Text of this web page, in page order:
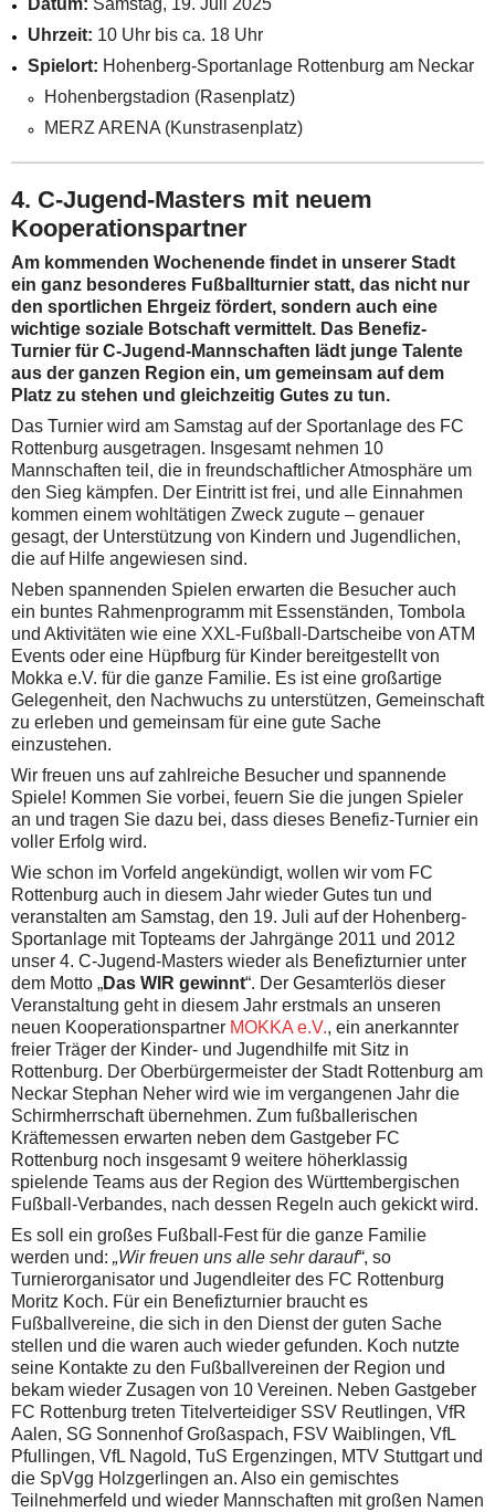
Datum: Samstag, 19. Juli 2025
Uhrzeit: 10 Uhr bis ca. 18 Uhr
Spielort: Hohenberg-Sportanlage Rottenburg am Neckar
Hohenbergstadion (Rasenplatz)
MERZ ARENA (Kunstrasenplatz)
4. C-Jugend-Masters mit neuem
Kooperationspartner
Am kommenden Wochenende findet in unserer Stadt
ein ganz besonderes Fußballturnier statt, das nicht nur
den sportlichen Ehrgeiz fördert, sondern auch eine
wichtige soziale Botschaft vermittelt. Das Benefiz-
Turnier für C-Jugend-Mannschaften lädt junge Talente
aus der ganzen Region ein, um gemeinsam auf dem
Platz zu stehen und gleichzeitig Gutes zu tun.
Das Turnier wird am Samstag auf der Sportanlage des FC
Rottenburg ausgetragen. Insgesamt nehmen 10
Mannschaften teil, die in freundschaftlicher Atmosphäre um
den Sieg kämpfen. Der Eintritt ist frei, und alle Einnahmen
kommen einem wohltätigen Zweck zugute – genauer
gesagt, der Unterstützung von Kindern und Jugendlichen,
die auf Hilfe angewiesen sind.
Neben spannenden Spielen erwarten die Besucher auch
ein buntes Rahmenprogramm mit Essenständen, Tombola
und Aktivitäten wie eine XXL-Fußball-Dartscheibe von ATM
Events oder eine Hüpfburg für Kinder bereitgestellt von
Mokka e.V. für die ganze Familie. Es ist eine großartige
Gelegenheit, den Nachwuchs zu unterstützen, Gemeinschaft
zu erleben und gemeinsam für eine gute Sache
einzustehen.
Wir freuen uns auf zahlreiche Besucher und spannende
Spiele! Kommen Sie vorbei, feuern Sie die jungen Spieler
an und tragen Sie dazu bei, dass dieses Benefiz-Turnier ein
voller Erfolg wird.
Wie schon im Vorfeld angekündigt, wollen wir vom FC
Rottenburg auch in diesem Jahr wieder Gutes tun und
veranstalten am Samstag, den 19. Juli auf der Hohenberg-
Sportanlage mit Topteams der Jahrgänge 2011 und 2012
unser 4. C-Jugend-Masters wieder als Benefizturnier unter
dem Motto „Das WIR gewinnt“. Der Gesamterlös dieser
Veranstaltung geht in diesem Jahr erstmals an unseren
neuen Kooperationspartner MOKKA e.V., ein anerkannter
freier Träger der Kinder- und Jugendhilfe mit Sitz in
Rottenburg. Der Oberbürgermeister der Stadt Rottenburg am
Neckar Stephan Neher wird wie im vergangenen Jahr die
Schirmherrschaft übernehmen. Zum fußballerischen
Kräftemessen erwarten neben dem Gastgeber FC
Rottenburg noch insgesamt 9 weitere höherklassig
spielende Teams aus der Region des Württembergischen
Fußball-Verbandes, nach dessen Regeln auch gekickt wird.
Es soll ein großes Fußball-Fest für die ganze Familie
werden und: „Wir freuen uns alle sehr darauf“, so
Turnierorganisator und Jugendleiter des FC Rottenburg
Moritz Koch. Für ein Benefizturnier braucht es
Fußballvereine, die sich in den Dienst der guten Sache
stellen und die waren auch wieder gefunden. Koch nutzte
seine Kontakte zu den Fußballvereinen der Region und
bekam wieder Zusagen von 10 Vereinen. Neben Gastgeber
FC Rottenburg treten Titelverteidiger SSV Reutlingen, VfR
Aalen, SG Sonnenhof Großaspach, FSV Waiblingen, VfL
Pfullingen, VfL Nagold, TuS Ergenzingen, MTV Stuttgart und
die SpVgg Holzgerlingen an. Also ein gemischtes
Teilnehmerfeld und wieder Mannschaften mit großen Namen